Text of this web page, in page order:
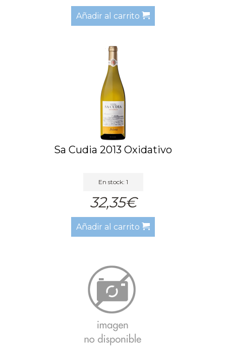
Añadir al carrito
Sa Cudia 2013 Oxidativo
En stock: 1
32,35€
Añadir al carrito